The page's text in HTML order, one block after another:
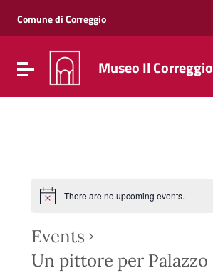
Vai al menu di navigazione
Vai al footer
Comune di Correggio
Attiva / disattiva la navigazione
Museo Il Correggio
There are no upcoming events.
Events
Un pittore per Palazzo